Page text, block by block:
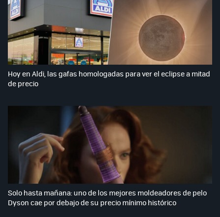
Hoy en Aldi, las gafas homologadas para ver el eclipse a mitad
de precio
Solo hasta mañana: uno de los mejores moldeadores de pelo
Dyson cae por debajo de su precio mínimo histórico